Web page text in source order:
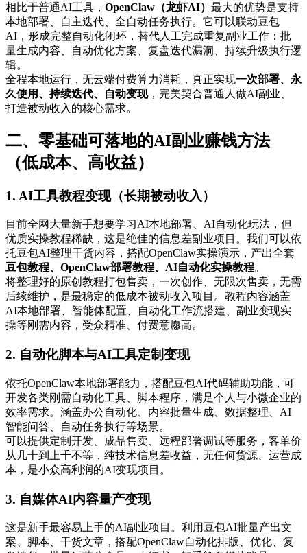
相比于普通AI工具， OpenClaw（龙虾AI） 最大的优势是支持
本地部署、自主迭代、全自动任务执行。它可以联动豆包
AI，形成完整自动化闭环，替代人工完成重复副业工作：批
量生成内容、自动优化方案、复盘迭代漏洞、持续升级执行逻
辑。
全程本地运行，无云端付费算力消耗，真正实现一次部署、永
久使用、持续迭代、自动变现，完美契合普通人做AI副业、
打造被动收入的核心需求。
二、零基础可落地的AI副业赚钱方法
（低成本、高收益）
1. AI工具教程变现（长期被动收入）
目前全网大量新手想要学习AI本地部署、AI自动化玩法，但
优质实操教程稀缺，这是绝佳的信息差副业项目。我们可以依
托豆包AI整理干货内容，搭配OpenClaw实操演示，产出全套
豆包教程、OpenClaw部署教程、AI自动化实操教程。
将整理好的原创教程打包售卖，一次创作、无限次售卖，无需
后续维护，是最稳定的低成本被动收入项目。教程内容涵盖
AI本地部署、智能体配置、自动化工作流搭建、副业变现实
操等刚需内容，受众精准、付费意愿高。
2. 自动化脚本与AI工具定制变现
依托OpenClaw本地部署能力，搭配豆包AI代码辅助功能，可
开发各类刚需自动化工具、脚本程序，满足个人与小微企业的
效率需求。涵盖办公自动化、内容批量生成、数据整理、AI
智能问答、自动任务执行等场景。
可以提供定制开发、成品售卖、远程部署调试等服务，客单价
从几十到上千不等，纯技术信息差收益，无任何货源、运营成
本，是小众高利润的AI变现项目。
3. 自媒体AI内容量产变现
这是新手最容易上手的AI副业项目。利用豆包AI批量产出文
案、脚本、干货文章，搭配OpenClaw自动化排版、优化、复